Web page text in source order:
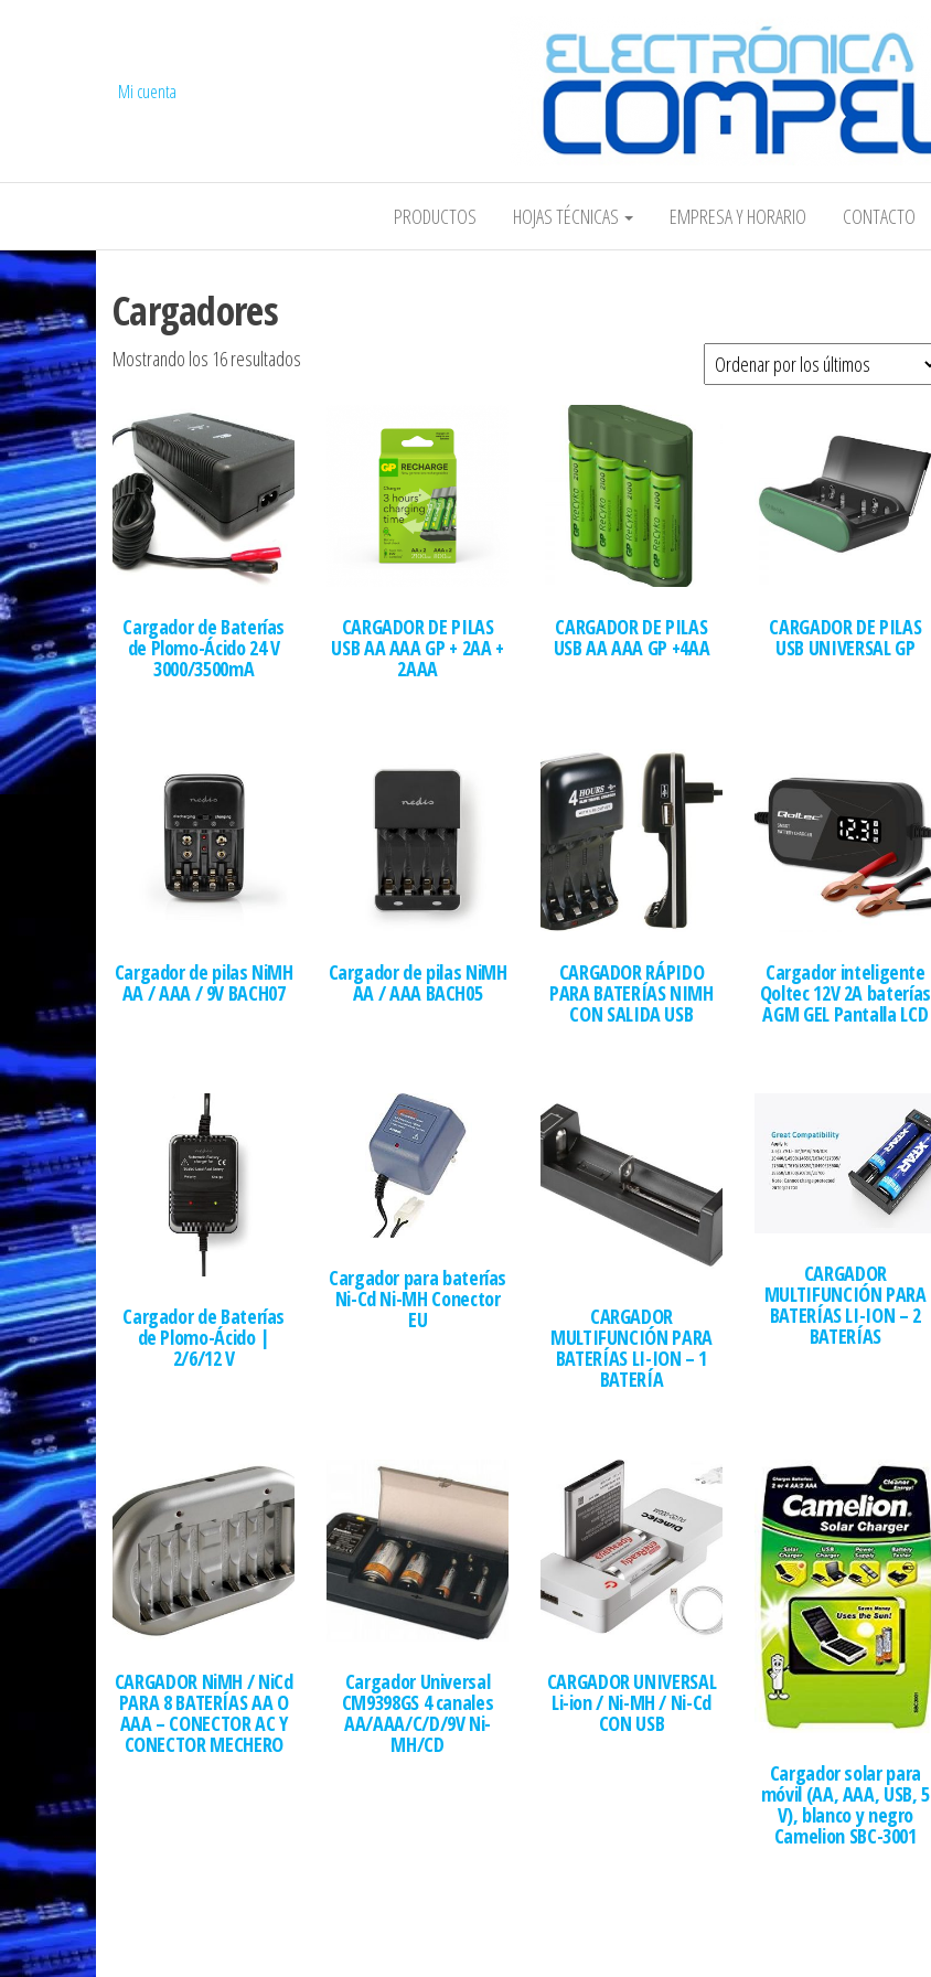
COMPEL Electrónica COMPEL
Mi cuenta
PRODUCTOS HOJAS TÉCNICAS EMPRESA Y HORARIO CONTACTO
Cargadores
Mostrando los 16 resultados
Cargador de Baterías
de Plomo-Ácido 24 V
3000/3500mA
CARGADOR DE PILAS
USB AA AAA GP + 2AA +
2AAA
CARGADOR DE PILAS
USB AA AAA GP +4AA
CARGADOR DE PILAS
USB UNIVERSAL GP
Cargador de pilas NiMH
AA / AAA / 9V BACH07
Cargador de pilas NiMH
AA / AAA BACH05
CARGADOR RÁPIDO
PARA BATERÍAS NIMH
CON SALIDA USB
Cargador inteligente
Qoltec 12V 2A baterías
AGM GEL Pantalla LCD
Cargador de Baterías
de Plomo-Ácido |
2/6/12 V
Cargador para baterías
Ni-Cd Ni-MH Conector
EU CARGADOR
MULTIFUNCIÓN PARA
BATERÍAS LI-ION – 1
BATERÍA
CARGADOR
MULTIFUNCIÓN PARA
BATERÍAS LI-ION – 2
BATERÍAS
CARGADOR NiMH / NiCd
PARA 8 BATERÍAS AA O
AAA – CONECTOR AC Y
CONECTOR MECHERO
Cargador Universal
CM9398GS 4 canales
AA/AAA/C/D/9V Ni-
MH/CD
CARGADOR UNIVERSAL
Li-ion / Ni-MH / Ni-Cd
CON USB
Cargador solar para
móvil (AA, AAA, USB, 5
V), blanco y negro
Camelion SBC-3001